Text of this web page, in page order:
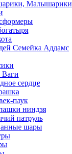
Малышарики
Семейка Аддамс
Ваги
сердце
паук
ниндзя
патруль
шары